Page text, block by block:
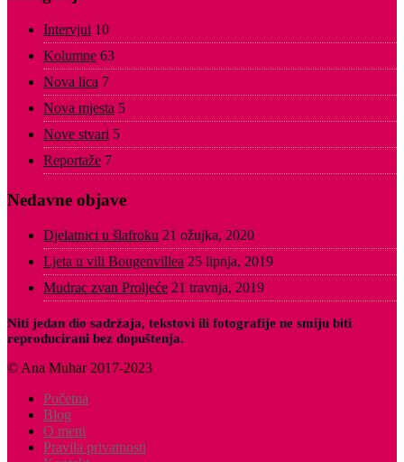
Intervjui 10
Kolumne 63
Nova lica 7
Nova mjesta 5
Nove stvari 5
Reportaže 7
Nedavne objave
Djelatnici u šlafroku 21 ožujka, 2020
Ljeta u vili Bougenvillea 25 lipnja, 2019
Mudrac zvan Proljeće 21 travnja, 2019
Niti jedan dio sadržaja, tekstovi ili fotografije ne smiju biti
reproducirani bez dopuštenja.
© Ana Muhar 2017-2023
Početna
Blog
O meni
Pravila privatnosti